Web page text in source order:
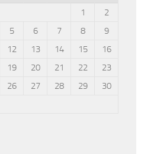
1
2
5 6 7 8
9
12 13 14 15
16
19 20 21 22
23
26 27 28 29
30